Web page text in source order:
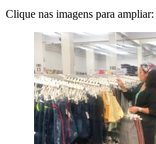
Clique nas imagens para ampliar: